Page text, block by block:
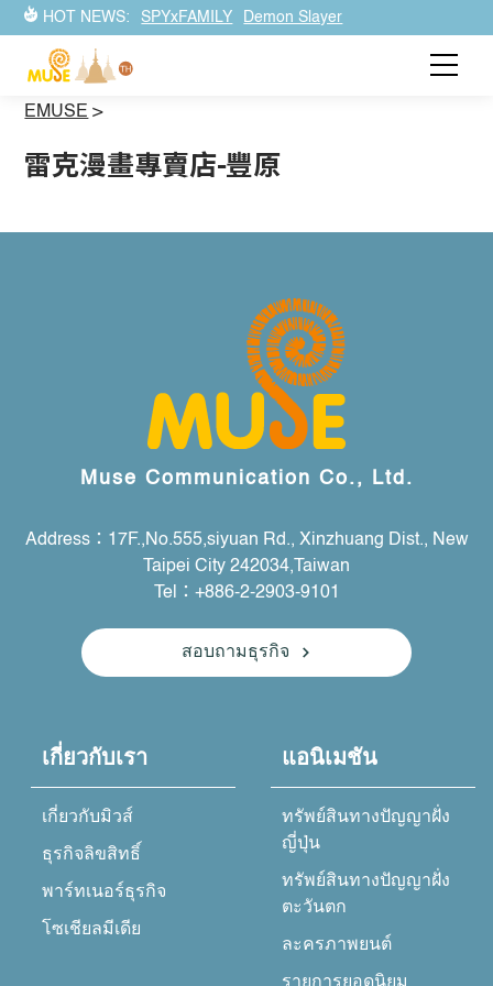
HOT NEWS: SPYxFAMILY Demon Slayer
EMUSE >
雷克漫畫專賣店-豐原
Muse Communication Co., Ltd.
Address：17F.,No.555,siyuan Rd., Xinzhuang Dist., New
Taipei City 242034,Taiwan
Tel：+886-2-2903-9101
สอบถามธุรกิจ
เกี่ยวกับเรา
เกี่ยวกับมิวส์
ธุรกิจลิขสิทธิ์
พาร์ทเนอร์ธุรกิจ
โซเชียลมีเดีย
แอนิเมชัน
ทรัพย์สินทางปัญญาฝั่ง
ญี่ปุ่น
ทรัพย์สินทางปัญญาฝั่ง
ตะวันตก
ละครภาพยนต์
รายการยอดนิยม